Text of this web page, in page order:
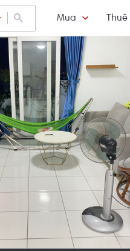
Mua Thuê